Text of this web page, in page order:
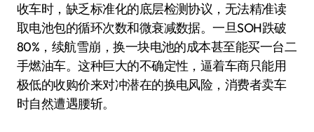
收车时，缺乏标准化的底层检测协议，无法精准读
取电池包的循环次数和微衰减数据。一旦SOH跌破
80%，续航雪崩，换一块电池的成本甚至能买一台二
手燃油车。这种巨大的不确定性，逼着车商只能用
极低的收购价来对冲潜在的换电风险，消费者卖车
时自然遭遇腰斩。